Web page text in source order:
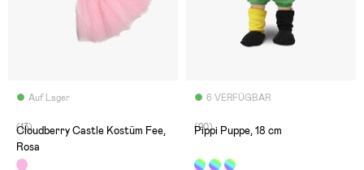
Auf Lager
(13)
Cloudberry Castle Kostüm Fee,
Rosa
6 VERFÜGBAR
(20)
Pippi Puppe, 18 cm